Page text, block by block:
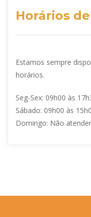
Horários
Estamos sempre
horários.
Seg-Sex: 09h00 às
Sábado: 09h00 às
Domingo: Não